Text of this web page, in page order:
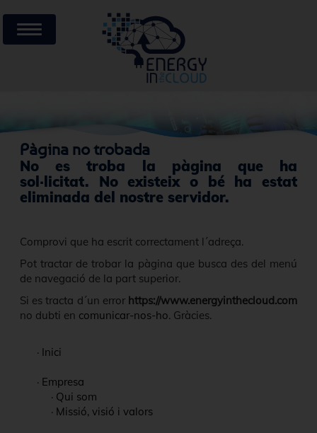
Pàgina no trobada
No es troba la pàgina que ha
sol·licitat. No existeix o bé ha estat
eliminada del nostre servidor.
Comprovi que ha escrit correctament l´adreça.
Pot tractar de trobar la pàgina que busca des del menú
de navegació de la part superior.
Si es tracta d´un error https://www.energyinthecloud.com
no dubti en comunicar-nos-ho. Gràcies.
· Inici
· Empresa
· Qui som
· Missió, visió i valors